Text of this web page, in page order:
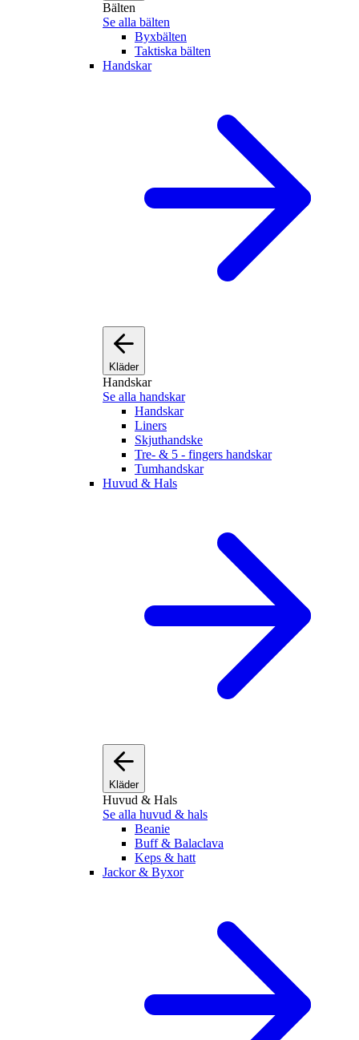
Bälten
Se alla bälten
Byxbälten
Taktiska bälten
Handskar
Kläder
Handskar
Se alla handskar
Handskar
Liners
Skjuthandske
Tre- & 5 - fingers handskar
Tumhandskar
Huvud & Hals
Kläder
Huvud & Hals
Se alla huvud & hals
Beanie
Buff & Balaclava
Keps & hatt
Jackor & Byxor